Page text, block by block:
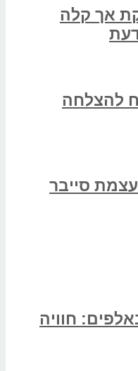
אך קלה
להצלחה
סייבר
חוויה